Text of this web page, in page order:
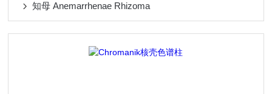
知母 Anemarrhenae Rhizoma